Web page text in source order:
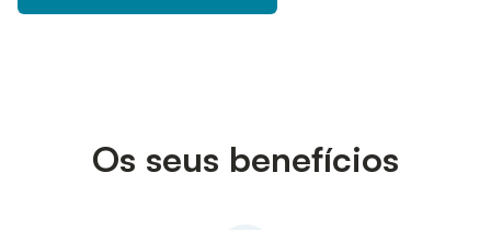
Os seus benefícios